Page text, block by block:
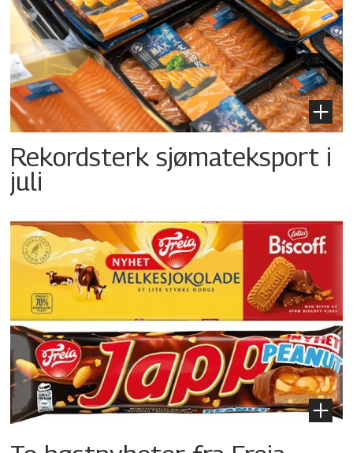
Rekordsterk sjømateksport i
juli